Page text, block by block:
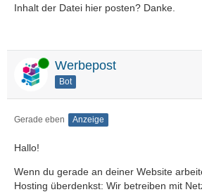
Inhalt der Datei hier posten? Danke.
Online Werbepost
Bot
Gerade eben Anzeige
Hallo!
Wenn du gerade an deiner Website
Hosting überdenkst: Wir betreiben mit